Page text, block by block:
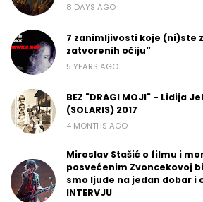
8 DAYS AGO
7 zanimljivosti koje (ni)ste
zatvorenih očiju“
5 YEARS AGO
BEZ "DRAGI MOJI" - Lidija
(SOLARIS) 2017
4 MONTHS AGO
Miroslav Stašić o filmu i
posvećenim Zvoncekovoj
smo ljude na jedan dobar i
INTERVJU